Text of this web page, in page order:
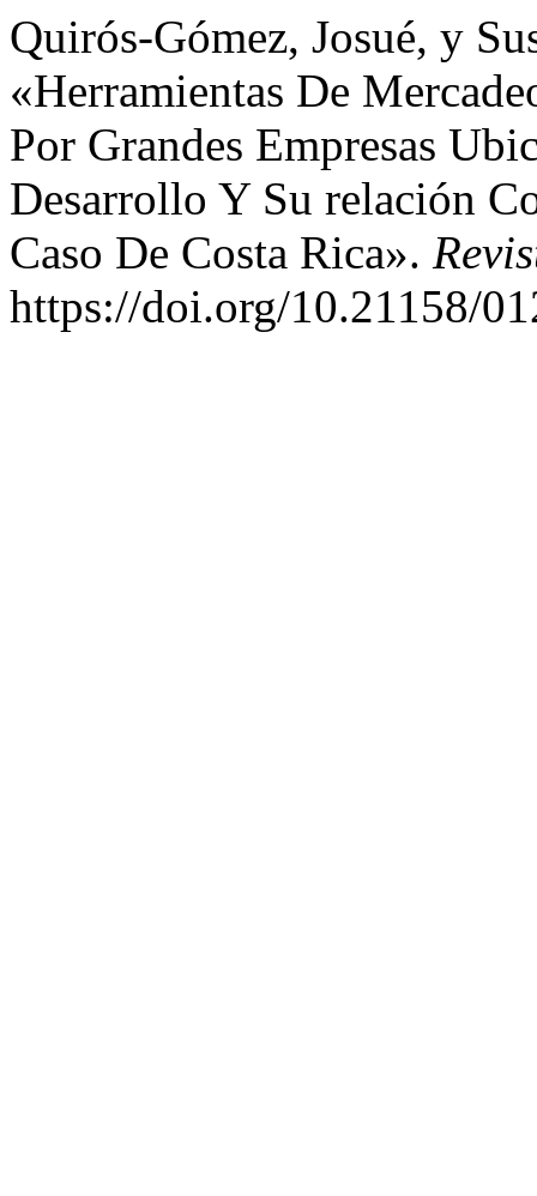
Quirós-Gómez, Josué, y
«Herramientas De
Por Grandes Empresas
Desarrollo Y Su relación
Caso De Costa Rica».
https://doi.org/10.21158/